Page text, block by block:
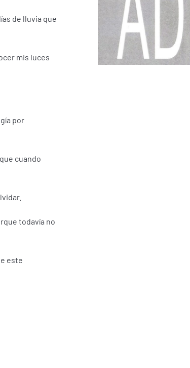
de lluvia que
mis luces
por
cuando
todavía no
este